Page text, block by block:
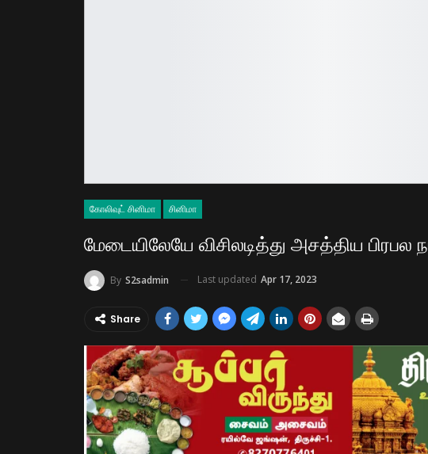
கோலிவுட் சினிமா சினிமா
மேடையிலேயே விசிலடித்து அசத்திய பிரபல
By S2sadmin Last updated Apr 17, 2023
Share